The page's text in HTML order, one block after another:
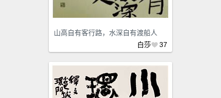
山高自有客行路，水深自有渡船人
白莎
37